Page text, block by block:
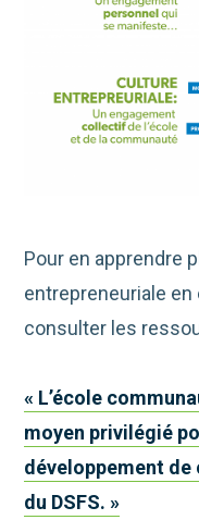
Pour en apprendre
entrepreneuriale
consulter les
« L’école
moyen privilégié
développement de
du DSFS. »